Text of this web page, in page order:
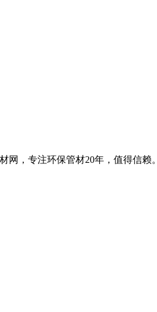
，专注环保管材20年，值得信赖。